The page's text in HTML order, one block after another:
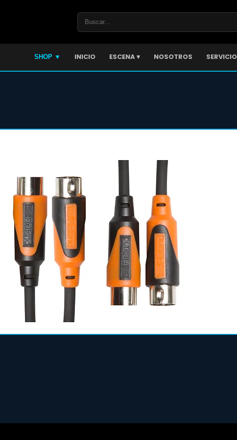
SHOP ▼ INICIO ESCENA ▾ NOSOTROS